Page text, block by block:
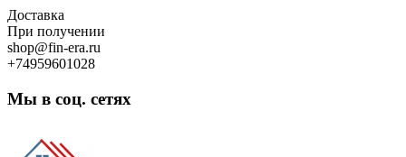
Skip
to
content
Доставка
При получении
shop@fin-era.ru
+74959601028
Мы в соц. сетях